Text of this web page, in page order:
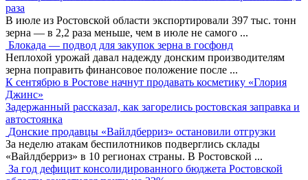
раза
В июле из Ростовской области экспортировали 397 тыс. тонн
зерна — в 2,2 раза меньше, чем в июле не самого ...
Блокада — подвод для закупок зерна в госфонд
Неплохой урожай давал надежду донским производителям
зерна поправить финансовое положение после ...
К сентябрю в Ростове начнут продавать косметику «Глория
Джинс»
Задержанный рассказал, как загорелись ростовская заправка и
автостоянка
Донские продавцы «Вайлдберриз» остановили отгрузки
За неделю атакам беспилотников подверглись склады
«Вайлдберриз» в 10 регионах страны. В Ростовской ...
За год дефицит консолидированного бюджета Ростовской